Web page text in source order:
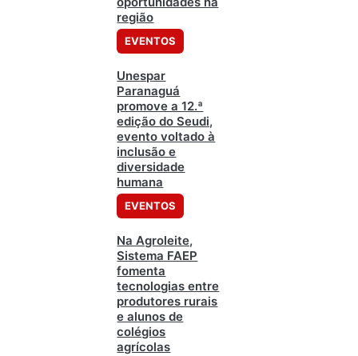
região
EVENTOS
Unespar
Paranaguá
promove a 12.ª
edição do Seudi,
evento voltado à
inclusão e
diversidade
humana
EVENTOS
Na Agroleite,
Sistema FAEP
fomenta
tecnologias entre
produtores rurais
e alunos de
colégios
agrícolas